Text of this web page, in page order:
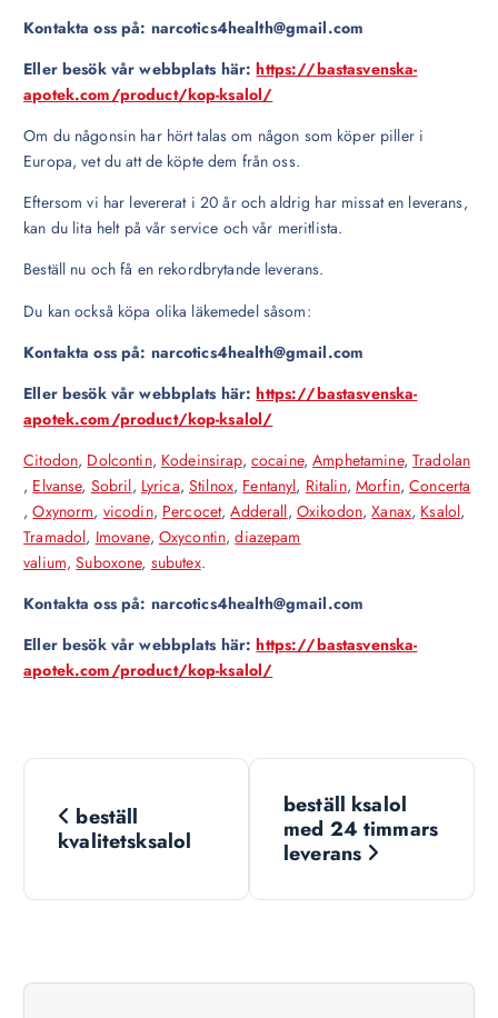
Kontakta oss på: narcotics4health@gmail.com
Eller besök vår webbplats här:https://bastasvenska-
apotek.com/product/kop-ksalol/
Om du någonsin har hört talas om någon som köper piller i
Europa, vet du att de köpte dem från oss.
Eftersom vi har levererat i 20 år och aldrig har missat en leverans,
kan du lita helt på vår service och vår meritlista.
Beställ nu och få en rekordbrytande leverans.
Du kan också köpa olika läkemedel såsom:
Kontakta oss på: narcotics4health@gmail.com
Eller besök vår webbplats här:https://bastasvenska-
apotek.com/product/kop-ksalol/
Citodon, Dolcontin, Kodeinsirap, cocaine,Amphetamine, Tradolan
, Elvanse, Sobril, Lyrica,Stilnox, Fentanyl, Ritalin,Morfin,Concerta
,Oxynorm, vicodin, Percocet,Adderall, Oxikodon,Xanax, Ksalol,
Tramadol, Imovane, Oxycontin,diazepam
valium, Suboxone, subutex.
Kontakta oss på: narcotics4health@gmail.com
Eller besök vår webbplats här:https://bastasvenska-
apotek.com/product/kop-ksalol/
N
v
g
beställ
kvalitetsksalol
beställ ksalol
med 24 timmars
leverans